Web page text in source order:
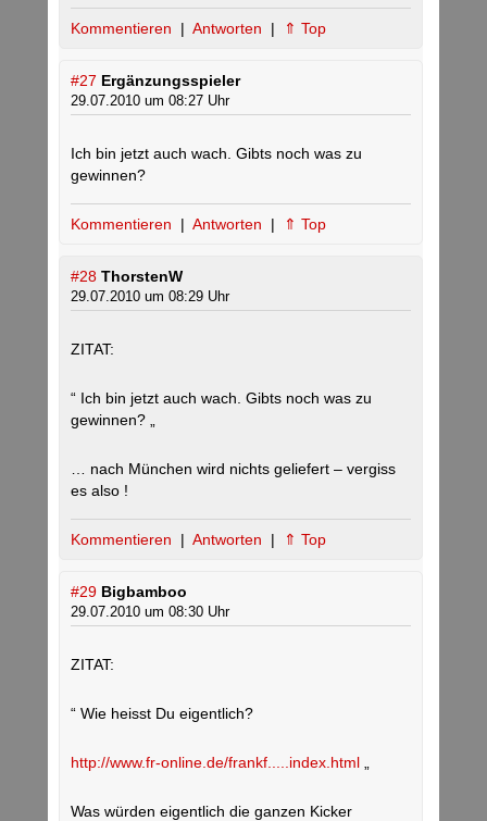
Kommentieren | Antworten | ⇑ Top
#27 Ergänzungsspieler
29.07.2010 um 08:27 Uhr
Ich bin jetzt auch wach. Gibts noch was zu
gewinnen?
Kommentieren | Antworten | ⇑ Top
#28 ThorstenW
29.07.2010 um 08:29 Uhr
ZITAT:
“ Ich bin jetzt auch wach. Gibts noch was zu
gewinnen? „
… nach München wird nichts geliefert – vergiss
es also !
Kommentieren | Antworten | ⇑ Top
#29 Bigbamboo
29.07.2010 um 08:30 Uhr
ZITAT:
“ Wie heisst Du eigentlich?
http://www.fr-online.de/frankf.....index.html
Was würden eigentlich die ganzen Kicker